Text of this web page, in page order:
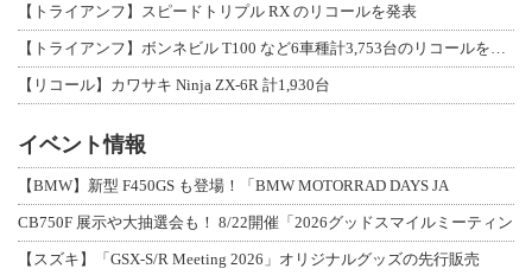
【トライアンフ】スピードトリプル RX のリコールを発表
【リコール】カワサキ Ninja ZX-6R 計1,930台
イベント情報
【BMW】新型 F450GS も登場！「BMW MOTORRAD DAYS JA
CB750F 展示や大抽選会も！ 8/22開催「2026グッドスマイルミーティン
【スズキ】「GSX-S/R Meeting 2026」オリジナルグッズの先行販売